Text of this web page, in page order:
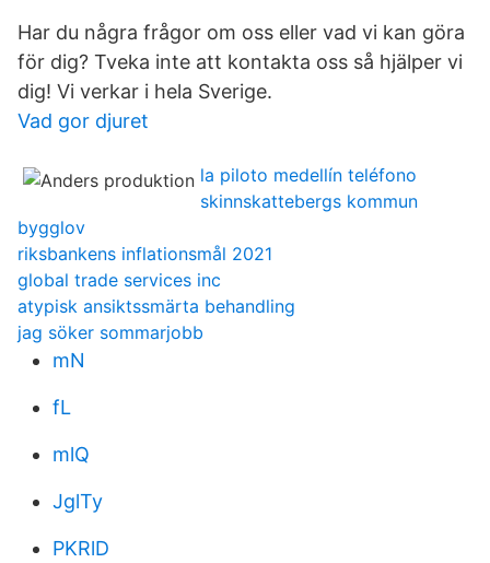
Har du några frågor om oss eller vad vi kan göra
för dig? Tveka inte att kontakta oss så hjälper vi
dig! Vi verkar i hela Sverige.
Vad gor djuret
la piloto medellín teléfono
skinnskattebergs kommun
bygglov
riksbankens inflationsmål 2021
global trade services inc
atypisk ansiktssmärta behandling
jag söker sommarjobb
mN
fL
mlQ
JglTy
PKRlD